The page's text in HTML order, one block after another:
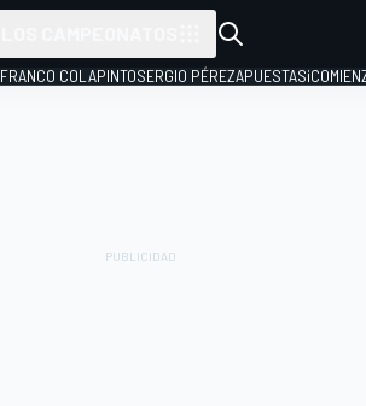
FRANCO COLAPINTOSERGIO PÉREZAPUESTAS